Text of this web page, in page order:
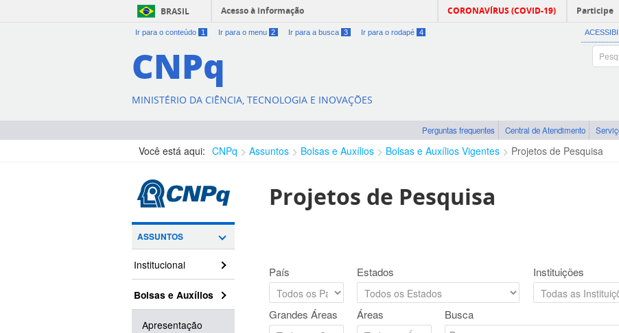
BRASIL Acesso à informação CORONAVÍRUS (COVID-19) Participe
Ir para o conteúdo 1 Ir para o menu 2 Ir para a busca 3 Ir para o rodapé 4
CNPq
MINISTÉRIO DA CIÊNCIA, TECNOLOGIA E INOVAÇÕES
Perguntas frequentes Central de Atendimento
Você está aqui: CNPq Assuntos Bolsas e Auxílios Bolsas e Auxílios Vigentes Projetos de Pesquisa
ASSUNTOS
Institucional
Bolsas e Auxílios
Apresentação
Projetos de Pesquisa
País Estados Instituições
Grandes Áreas Áreas Busca